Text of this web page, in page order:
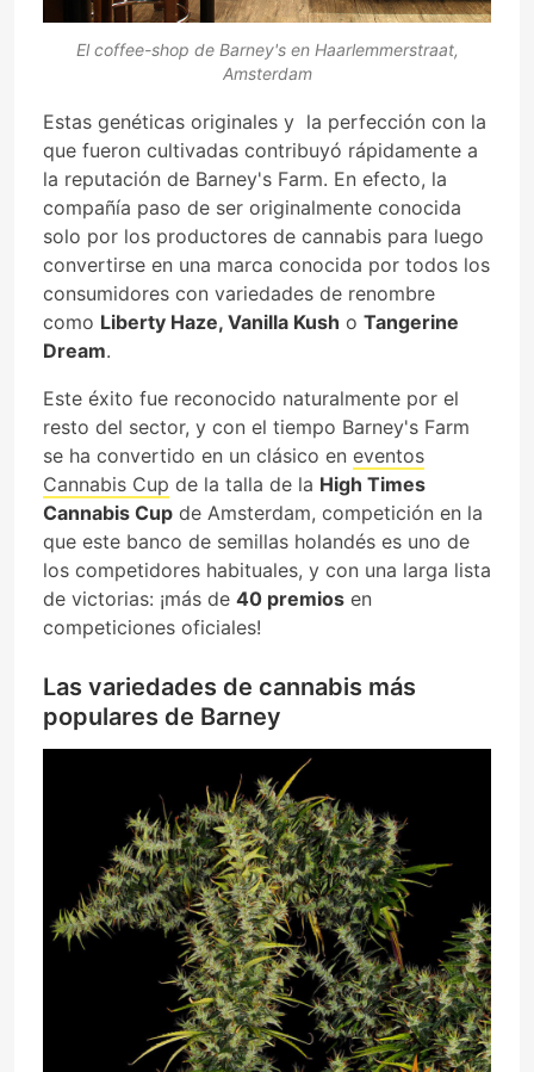
El coffee-shop de Barney's en Haarlemmerstraat,
Amsterdam
Estas genéticas originales y la perfección con la
que fueron cultivadas contribuyó rápidamente a
la reputación de Barney's Farm. En efecto, la
compañía paso de ser originalmente conocida
solo por los productores de cannabis para luego
convertirse en una marca conocida por todos los
consumidores con variedades de renombre
como Liberty Haze, Vanilla Kush o Tangerine
Dream.
Este éxito fue reconocido naturalmente por el
resto del sector, y con el tiempo Barney's Farm
se ha convertido en un clásico en eventos
Cannabis Cup de la talla de la High Times
Cannabis Cup de Amsterdam, competición en la
que este banco de semillas holandés es uno de
los competidores habituales, y con una larga lista
de victorias: ¡más de 40 premios en
competiciones oficiales!
Las variedades de cannabis más
populares de Barney